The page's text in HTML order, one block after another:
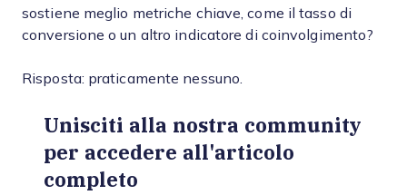
sostiene meglio metriche chiave, come il tasso di
conversione o un altro indicatore di coinvolgimento?
Risposta: praticamente nessuno.
Unisciti alla nostra community
per accedere all'articolo
completo